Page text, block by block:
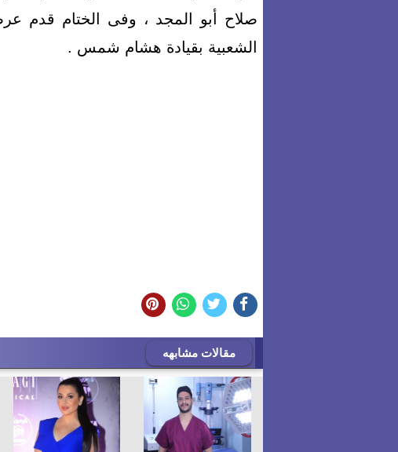
صلاح أبو المجد ، وفى الختام قدم
الشعبية بقيادة هشام شمس .
مقالات مشابهه